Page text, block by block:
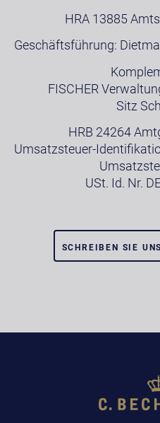
HRA 13885
Geschäftsführung:
FISCHER
Sitz
HRB 24264
Umsatzsteuer-
USt. Id. Nr.
SCHREIBEN SIE